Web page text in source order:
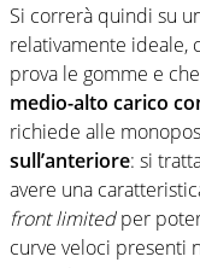
Si correrà quindi su
relativamente ideale,
prova le gomme e
medio-alto carico
richiede alle
sull’anteriore: si
avere una
front limitedper
curve veloci presenti